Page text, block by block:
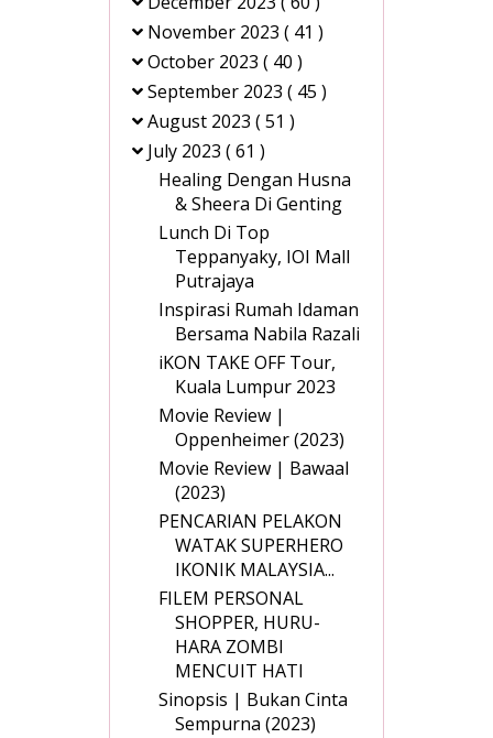
November 2023 ( 41 )
October 2023 ( 40 )
September 2023 ( 45 )
August 2023 ( 51 )
July 2023 ( 61 )
Healing Dengan Husna
& Sheera Di Genting
Lunch Di Top
Teppanyaky, IOI Mall
Putrajaya
Inspirasi Rumah Idaman
Bersama Nabila Razali
iKON TAKE OFF Tour,
Kuala Lumpur 2023
Movie Review |
Oppenheimer (2023)
Movie Review | Bawaal
(2023)
PENCARIAN PELAKON
WATAK SUPERHERO
IKONIK MALAYSIA...
FILEM PERSONAL
SHOPPER, HURU-
HARA ZOMBI
MENCUIT HATI
Sinopsis | Bukan Cinta
Sempurna (2023)